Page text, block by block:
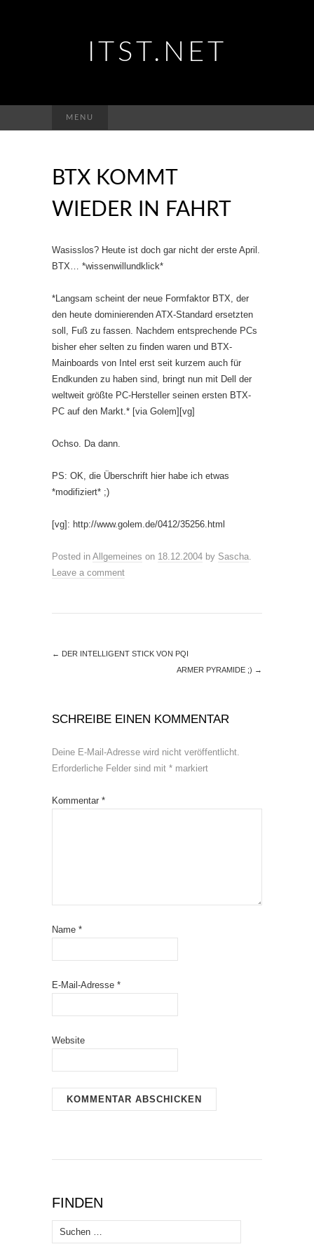
ITST.NET
MENU
nach:
BTX KOMMT
WIEDER IN FAHRT
Wasisslos? Heute ist doch gar nicht der erste April.
BTX… *wissenwillundklick*
*Langsam scheint der neue Formfaktor BTX, der
den heute dominierenden ATX-Standard ersetzten
soll, Fuß zu fassen. Nachdem entsprechende PCs
bisher eher selten zu finden waren und BTX-
Mainboards von Intel erst seit kurzem auch für
Endkunden zu haben sind, bringt nun mit Dell der
weltweit größte PC-Hersteller seinen ersten BTX-
PC auf den Markt.* [via Golem][vg]
Ochso. Da dann.
PS: OK, die Überschrift hier habe ich etwas
*modifiziert* ;)
[vg]: http://www.golem.de/0412/35256.html
Posted in Allgemeines on 18.12.2004 by Sascha.
Leave a comment
← DER INTELLIGENT STICK VON PQI
ARMER PYRAMIDE ;) →
SCHREIBE EINEN KOMMENTAR
Deine E-Mail-Adresse wird nicht veröffentlicht.
Erforderliche Felder sind mit * markiert
Kommentar *
Name *
E-Mail-Adresse *
Website
FINDEN
Suchen
nach: